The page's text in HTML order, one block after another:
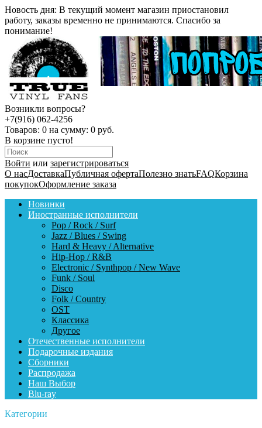
Новость дня: В текущий момент магазин приостановил
работу, заказы временно не принимаются. Спасибо за
понимание!
Возникли вопросы?
+7(916) 062-4256
Товаров: 0 на сумму: 0 руб.
В корзине пусто!
Войти или зарегистрироваться
О насДоставкаПубличная офертаПолезно знатьFAQКорзина
покупокОформление заказа
Новинки
Иностранные исполнители
Pop / Rock / Surf
Jazz / Blues / Swing
Hard & Heavy / Alternative
Hip-Hop / R&B
Electronic / Synthpop / New Wave
Funk / Soul
Disco
Folk / Country
OST
Классика
Другое
Отечественные исполнители
Подарочные издания
Сборники
Распродажа
Наш Выбор
Blu-ray
Категории